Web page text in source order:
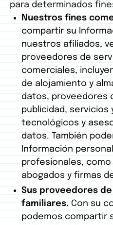
para determinados
Nuestros fines
compartir su
nuestros afiliados,
proveedores de
comerciales,
de alojamiento y
datos, proveedores
publicidad, servicios
tecnológicos y
datos. También
Información
profesionales,
abogados y firmas
Sus proveedores
familiares. Con su
podemos compartir